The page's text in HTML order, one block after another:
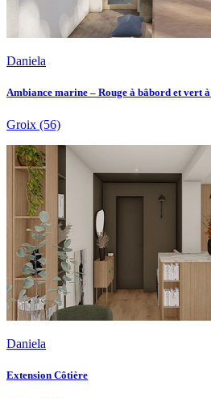
Daniela
Ambiance marine – Rouge à bâbord et vert
Groix (56)
Daniela
Extension Côtière